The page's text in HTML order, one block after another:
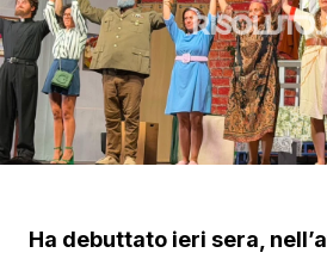
Ha debuttato ieri sera,